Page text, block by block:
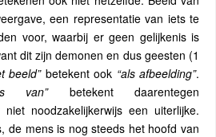
een representatie van iets te
voor, waarbij er geen gelijkenis is
dit zijn demonen en dus geesten (1
beeld”betekent ook “als afbeelding”.
van” betekent daarentegen
noodzakelijkerwijs een uiterlijke.
de mens is nog steeds het hoofd van